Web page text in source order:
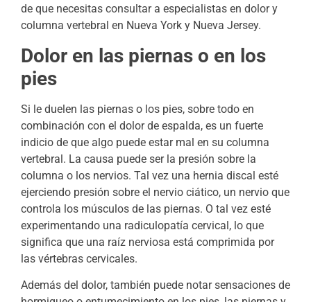
de que necesitas consultar a especialistas en dolor y
columna vertebral en Nueva York y Nueva Jersey.
Dolor en las piernas o en los
pies
Si le duelen las piernas o los pies, sobre todo en
combinación con el dolor de espalda, es un fuerte
indicio de que algo puede estar mal en su columna
vertebral. La causa puede ser la presión sobre la
columna o los nervios. Tal vez una hernia discal esté
ejerciendo presión sobre el nervio ciático, un nervio que
controla los músculos de las piernas. O tal vez esté
experimentando una radiculopatía cervical, lo que
significa que una raíz nerviosa está comprimida por
las vértebras cervicales.
Además del dolor, también puede notar sensaciones de